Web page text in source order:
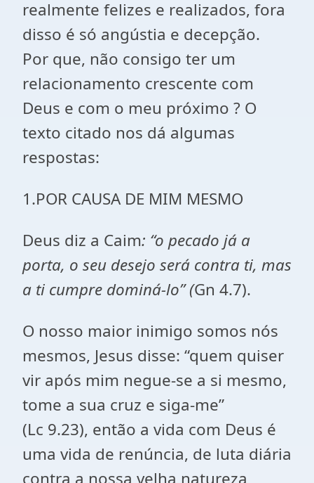
realmente felizes e realizados, fora
disso é só angústia e decepção.
Por que, não consigo ter um
relacionamento crescente com
Deus e com o meu próximo ? O
texto citado nos dá algumas
respostas:
1.POR CAUSA DE MIM MESMO
Deus diz a Caim: “o pecado já a
porta, o seu desejo será contra ti, mas
a ti cumpre dominá-lo” (Gn 4.7).
O nosso maior inimigo somos nós
mesmos, Jesus disse: “quem quiser
vir após mim negue-se a si mesmo,
tome a sua cruz e siga-me”
(Lc 9.23), então a vida com Deus é
uma vida de renúncia, de luta diária
contra a nossa velha natureza,